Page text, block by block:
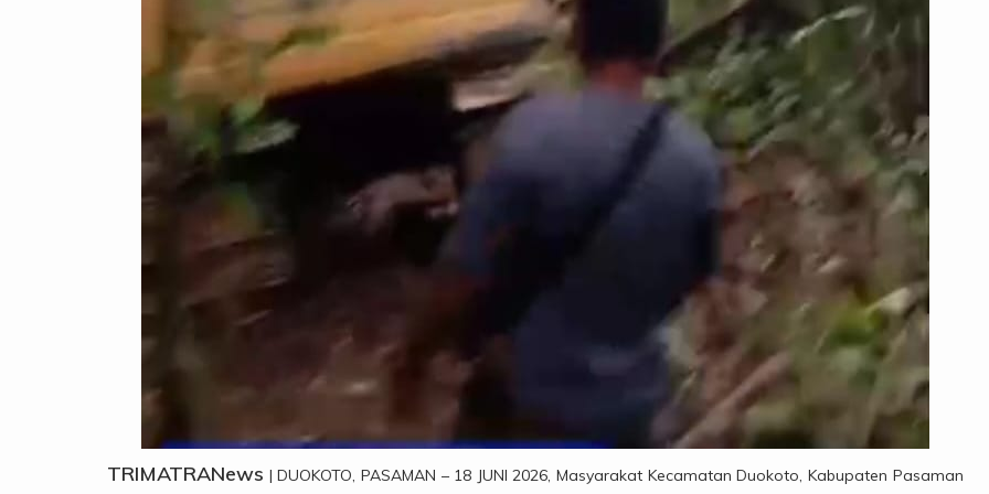
TRIMATRANews | DUOKOTO, PASAMAN – 18 JUNI 2026, Masyarakat Kecamatan Duokoto, Kabupaten Pasaman